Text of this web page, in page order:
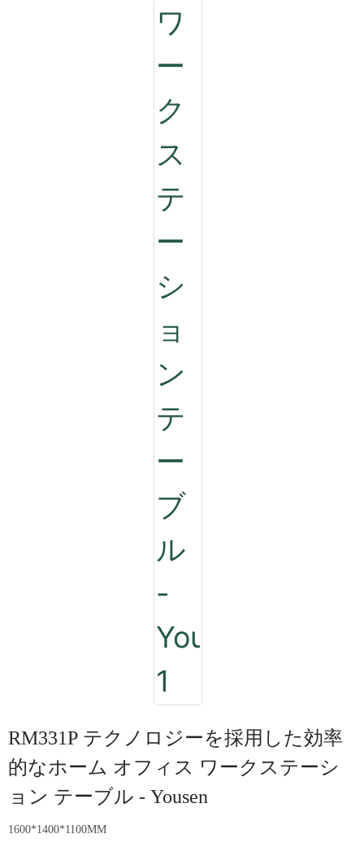
RM331P テクノロジーを採用した効率
的なホーム オフィス ワークステーシ
ョン テーブル - Yousen
1600*1400*1100MM